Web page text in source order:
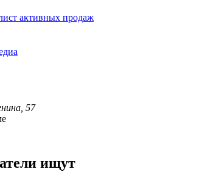
активных продаж
57
ищут